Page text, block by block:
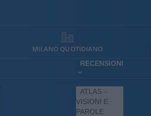
MILANO QUOTIDIANO
RECENSIONI
ATLAS –
VISIONI E
PAROLE